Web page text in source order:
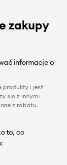
zakupy
informacje o
produkty i jest
się z innymi
z rabatu.
to, co